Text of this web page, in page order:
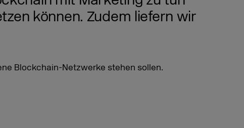
können. Zudem liefern wir